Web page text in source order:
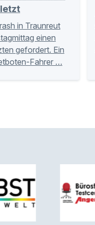
in Traunreut
einen
gefordert. Ein
Fahrer …